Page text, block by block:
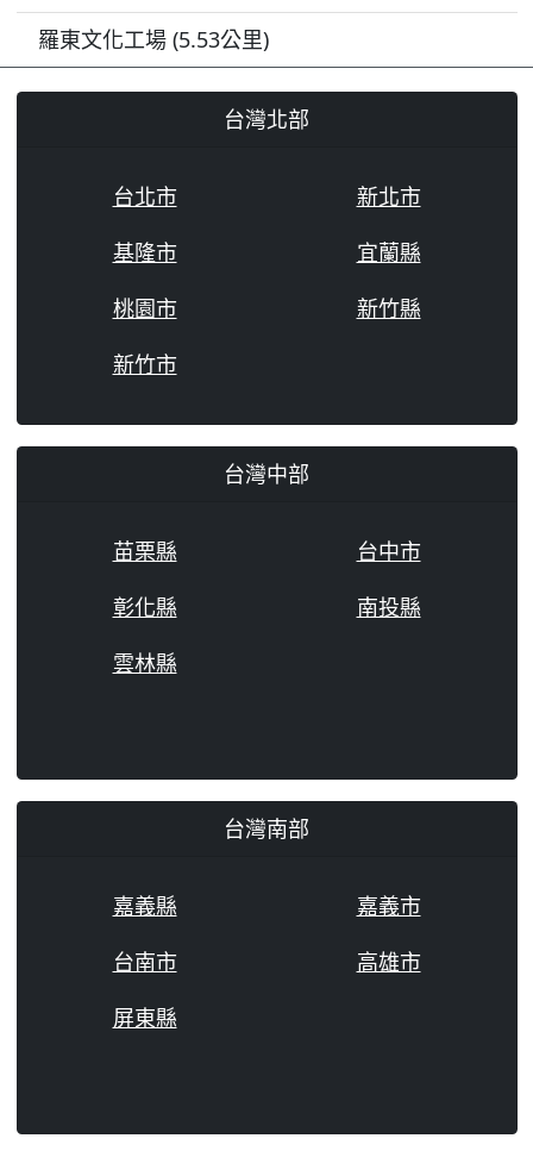
羅東文化工場 (5.53公里)
台灣北部
台北市
新北市
基隆市
宜蘭縣
桃園市
新竹縣
新竹市
台灣中部
苗栗縣
台中市
彰化縣
南投縣
雲林縣
台灣南部
嘉義縣
嘉義市
台南市
高雄市
屏東縣